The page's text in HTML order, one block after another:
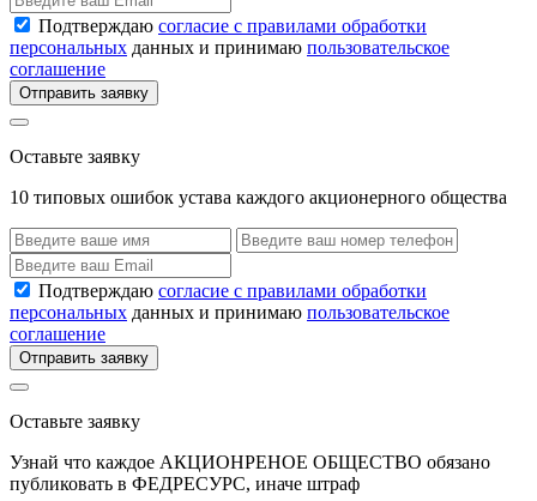
Подтверждаю согласие с правилами обработки
персональных данных и принимаю пользовательское
соглашение
Отправить заявку
Оставьте заявку
10 типовых ошибок устава каждого акционерного общества
Подтверждаю согласие с правилами обработки
персональных данных и принимаю пользовательское
соглашение
Отправить заявку
Оставьте заявку
Узнай что каждое АКЦИОНРЕНОЕ ОБЩЕСТВО обязано
публиковать в ФЕДРЕСУРС, иначе штраф